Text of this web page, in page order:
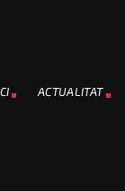
ACTUALITAT